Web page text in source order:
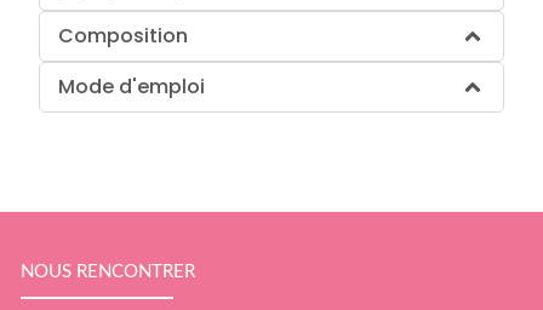
Composition
Mode d'emploi
NOUS RENCONTRER